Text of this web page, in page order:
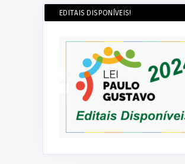
EDITAIS DISPONÍVEIS!